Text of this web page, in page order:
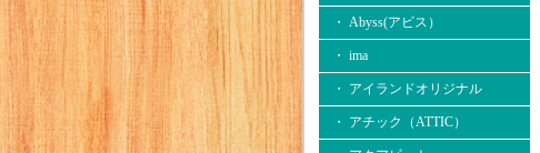
・ Abyss(アビス）
・ ima
・ アイランドオリジナル
・ アチック（ATTIC）